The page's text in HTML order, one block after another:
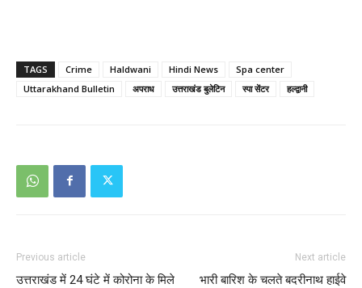
TAGS Crime Haldwani Hindi News
Spa center
Uttarakhand Bulletin
अपराध उत्तराखंड बुलेटिन स्पा सेंटर हल्द्वानी
Previous article
उत्तराखंड में 24 घंटे में कोरोना के मिले
Next article
भारी बारिश के चलते बदरीनाथ हाईवे